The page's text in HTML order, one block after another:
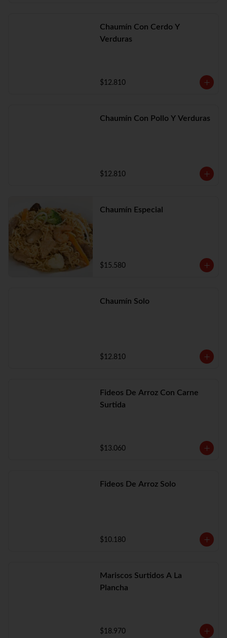
Chaumín Con Cerdo Y
Verduras
$12.810
Chaumín Con Pollo Y Verduras
$12.810
Chaumín Especial
$15.580
Chaumín Solo
$12.810
Fideos De Arroz Con Carne
Surtida
$13.060
Fideos De Arroz Solo
$10.180
Mariscos Surtidos A La
Plancha
$18.970